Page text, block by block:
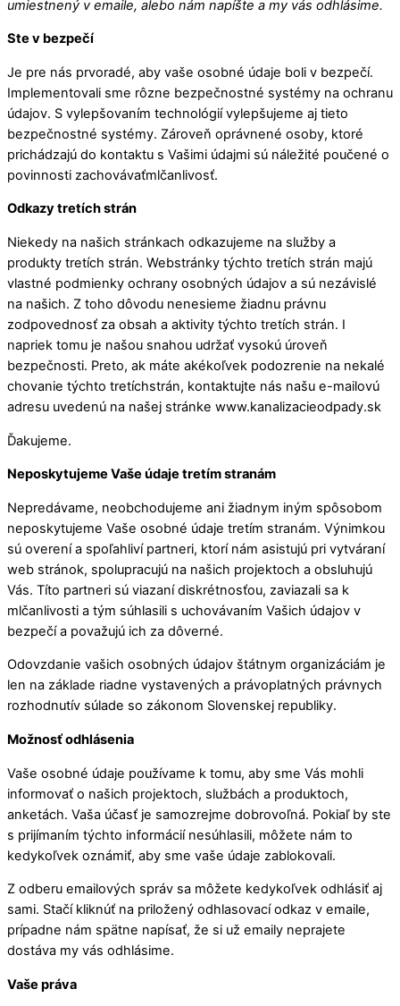
umiestnený v emaile, alebo nám napíšte a my vás odhlásime.
Ste v bezpečí
Je pre nás prvoradé, aby vaše osobné údaje boli v bezpečí.
Implementovali sme rôzne bezpečnostné systémy na ochranu
údajov. S vylepšovaním technológií vylepšujeme aj tieto
bezpečnostné systémy. Zároveň oprávnené osoby, ktoré
prichádzajú do kontaktu s Vašimi údajmi sú náležité poučené o
povinnosti zachovávaťmlčanlivosť.
Odkazy tretích strán
Niekedy na našich stránkach odkazujeme na služby a
produkty tretích strán. Webstránky týchto tretích strán majú
vlastné podmienky ochrany osobných údajov a sú nezávislé
na našich. Z toho dôvodu nenesieme žiadnu právnu
zodpovednosť za obsah a aktivity týchto tretích strán. I
napriek tomu je našou snahou udržať vysokú úroveň
bezpečnosti. Preto, ak máte akékoľvek podozrenie na nekalé
chovanie týchto tretíchstrán, kontaktujte nás našu e-mailovú
adresu uvedenú na našej stránke www.kanalizacieodpady.sk
Ďakujeme.
Neposkytujeme Vaše údaje tretím stranám
Nepredávame, neobchodujeme ani žiadnym iným spôsobom
neposkytujeme Vaše osobné údaje tretím stranám. Výnimkou
sú overení a spoľahliví partneri, ktorí nám asistujú pri vytváraní
web stránok, spolupracujú na našich projektoch a obsluhujú
Vás. Títo partneri sú viazaní diskrétnosťou, zaviazali sa k
mlčanlivosti a tým súhlasili s uchovávaním Vašich údajov v
bezpečí a považujú ich za dôverné.
Odovzdanie vašich osobných údajov štátnym organizáciám je
len na základe riadne vystavených a právoplatných právnych
rozhodnutív súlade so zákonom Slovenskej republiky.
Možnosť odhlásenia
Vaše osobné údaje používame k tomu, aby sme Vás mohli
informovať o našich projektoch, službách a produktoch,
anketách. Vaša účasť je samozrejme dobrovoľná. Pokiaľ by ste
s prijímaním týchto informácií nesúhlasili, môžete nám to
kedykoľvek oznámiť, aby sme vaše údaje zablokovali.
Z odberu emailových správ sa môžete kedykoľvek odhlásiť aj
sami. Stačí kliknúť na priložený odhlasovací odkaz v emaile,
prípadne nám spätne napísať, že si už emaily neprajete
dostáva my vás odhlásime.
Vaše práva